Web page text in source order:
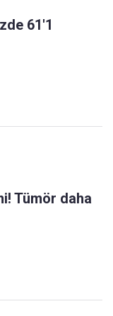
61'1
Tümör daha